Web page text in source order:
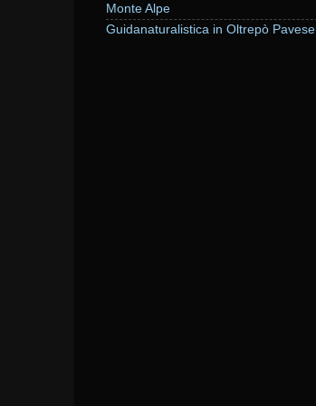
Monte Alpe
Guidanaturalistica in Oltrepò Pavese